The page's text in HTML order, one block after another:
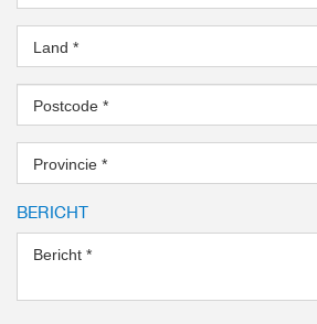
Land *
Postcode *
Provincie *
BERICHT
Bericht *